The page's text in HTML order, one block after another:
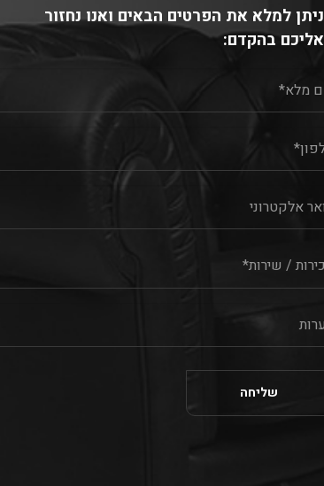
ניתן למלא את הפרטים הבאים ואנו נחזור
אליכם בהקדם: